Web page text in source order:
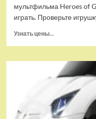
мультфильма Heroes of
играть. Проверьте
Узнать цены...
Тянущаяся
игрушка
Гуджитсу
и
Гигабивень
Водная